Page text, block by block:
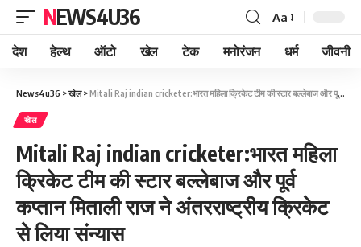
NEWS4U36 Aa
देश हेल्थ ऑटो खेल टेक मनोरंजन धर्म जीवनी
News4u36 >खेल>Mitali Raj indian cricketer:भारत महिला क्रिकेट टीम की स्टार बल्लेबाज और पूर्व कप्तान मिताली राज ने अंतरराष्ट्रीय क्रिकेट से लिया संन्यास
खेल
Mitali Raj indian cricketer:भारत महिला
क्रिकेट टीम की स्टार बल्लेबाज और पूर्व
कप्तान मिताली राज ने अंतरराष्ट्रीय क्रिकेट
से लिया संन्यास